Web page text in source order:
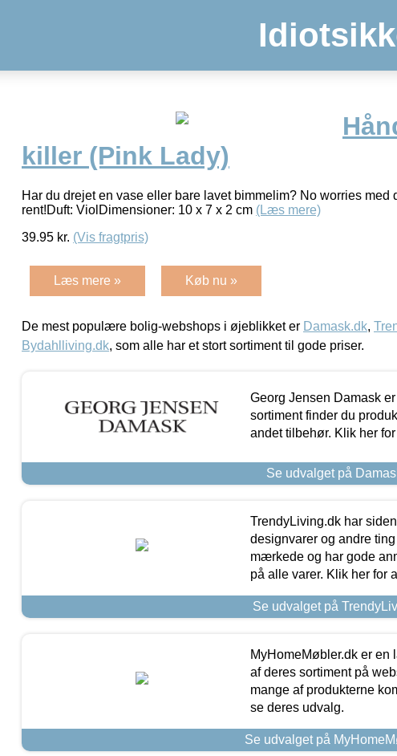
killer (Pink Lady)
Har du drejet en vase eller bare lavet bimmelim? No worries
rent!Duft: ViolDimensioner: 10 x 7 x 2 cm (Læs mere)
39.95 kr. (Vis fragtpris)
Læs mere » Køb nu »
De mest populære bolig-webshops i øjeblikket er Damask.dk,
Bydahlliving.dk, som alle har et stort sortiment til gode priser.
Georg Jensen Damask
sortiment finder du
andet tilbehør. Klik her
Se udvalget på
TrendyLiving.dk har
designvarer og andre
mærkede og har gode
på alle varer. Klik her for
Se udvalget på
MyHomeMøbler.dk er
af deres sortiment på
mange af produkterne
se deres udvalg.
Se udvalget på